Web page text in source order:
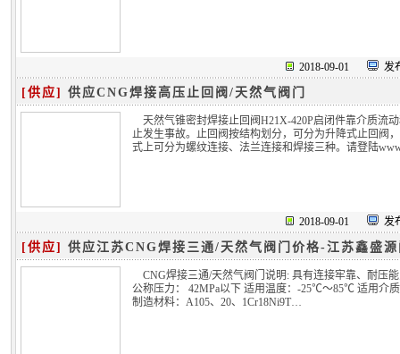
2018-09-01 发
[供应] 供应CNG焊接高压止回阀/天然气阀门
天然气锥密封焊接止回阀H21X-420P启闭件靠介质流
止发生事故。止回阀按结构划分，可分为升降式止回阀
式上可分为螺纹连接、法兰连接和焊接三种。请登陆
2018-09-01 发
[供应] 供应江苏CNG焊接三通/天然气阀门价格-江苏鑫盛
CNG焊接三通/天然气阀门说明: 具有连接牢靠、耐压
公称压力： 42MPa以下 适用温度：-25℃～85℃ 适用介
制造材料：A105、20、1Cr18Ni9T…